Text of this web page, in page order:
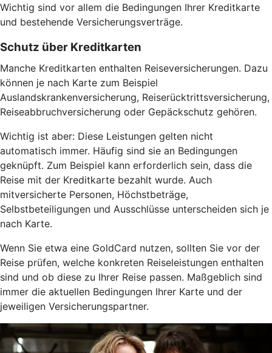
Wichtig sind vor allem die Bedingungen Ihrer Kreditkarte
und bestehende Versicherungsverträge.
Schutz über Kreditkarten
Manche Kreditkarten enthalten Reiseversicherungen. Dazu
können je nach Karte zum Beispiel
Auslandskrankenversicherung, Reiserücktrittsversicherung,
Reiseabbruchversicherung oder Gepäckschutz gehören.
Wichtig ist aber: Diese Leistungen gelten nicht
automatisch immer. Häufig sind sie an Bedingungen
geknüpft. Zum Beispiel kann erforderlich sein, dass die
Reise mit der Kreditkarte bezahlt wurde. Auch
mitversicherte Personen, Höchstbeträge,
Selbstbeteiligungen und Ausschlüsse unterscheiden sich je
nach Karte.
Wenn Sie etwa eine GoldCard nutzen, sollten Sie vor der
Reise prüfen, welche konkreten Reiseleistungen enthalten
sind und ob diese zu Ihrer Reise passen. Maßgeblich sind
immer die aktuellen Bedingungen Ihrer Karte und der
jeweiligen Versicherungspartner.